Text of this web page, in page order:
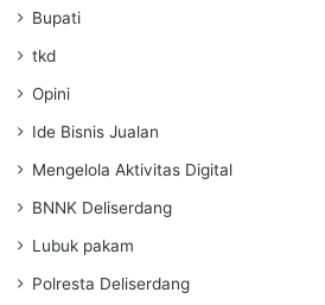
Bupati
tkd
Opini
Ide Bisnis Jualan
Mengelola Aktivitas Digital
BNNK Deliserdang
Lubuk pakam
Polresta Deliserdang